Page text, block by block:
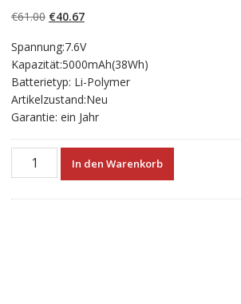
€61.00 Ursprünglicher
war:
€61.00
€40.67Aktueller
ist:
€40.67.
Spannung:7.6V
Kapazität:5000mAh(38Wh)
Batterietyp: Li-Polymer
Artikelzustand:Neu
Garantie: ein Jahr
Neuer
Akku
In den Warenkorb